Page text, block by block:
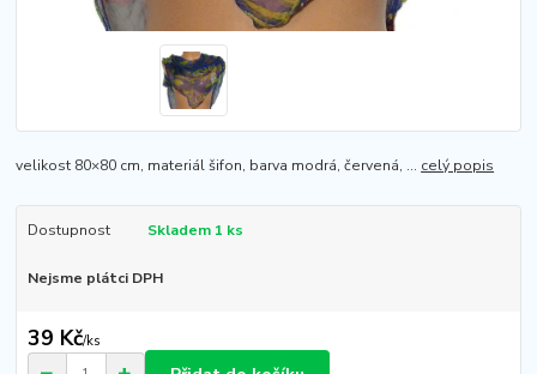
velikost 80×80 cm, materiál šifon, barva modrá, červená, ... celý popis
Dostupnost Skladem 1 ks
Nejsme plátci DPH
39 Kč/ks